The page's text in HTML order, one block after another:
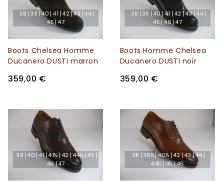
38 39 40 41 42 43 44
45 47
Boots Chelsea Homme
Ducanero DUSTI marron
359,00 €
38 39 40 41 42 43 44
45 46 47
Boots Homme Chelsea
Ducanero DUSTI noir
359,00 €
38 40 41 41½ 42 44½ 45
46 47
38 38½ 40½ 42 43 44
44½ 45 46